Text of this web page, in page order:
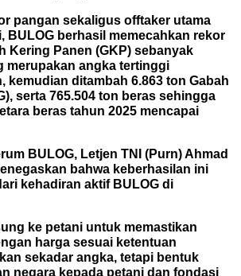
pangan sekaligus offtaker utama
BULOG berhasil memecahkan rekor
Kering Panen (GKP) sebanyak
merupakan angka tertinggi
kemudian ditambah 6.863 ton Gabah
serta 765.504 ton beras sehingga
beras tahun 2025 mencapai
BULOG, Letjen TNI (Purn) Ahmad
bahwa keberhasilan ini
kehadiran aktif BULOG di
ke petani untuk memastikan
harga sesuai ketentuan
sekadar angka, tetapi bentuk
negara kepada petani dan fondasi